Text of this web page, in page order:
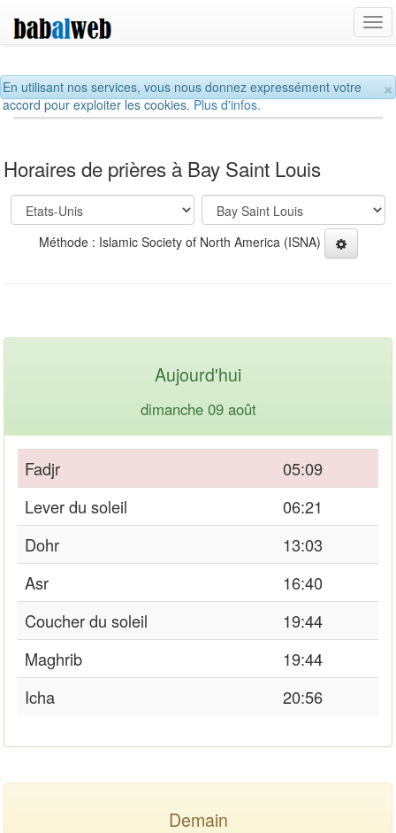
×
En utilisant nos services, vous nous donnez expressément votre
accord pour exploiter les cookies.Plus d'infos.
Horaires de prières à Bay Saint Louis
Méthode : Islamic Society of North America (ISNA)
Aujourd'hui
dimanche 09 août
Fadjr
05:09
Lever du soleil
06:21
Dohr
13:03
Asr
16:40
Coucher du soleil
19:44
Maghrib
19:44
Icha
20:56
Demain